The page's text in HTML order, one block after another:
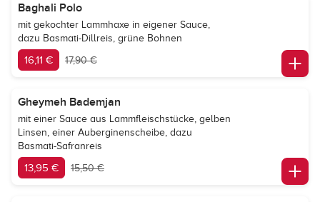
Baghali Polo
mit gekochter Lammhaxe in eigener Sauce,
dazu Basmati-Dillreis, grüne Bohnen
16,11 € 17,90 €
Gheymeh Bademjan
mit einer Sauce aus Lammfleischstücke, gelben
Linsen, einer Auberginenscheibe, dazu
Basmati-Safranreis
13,95 € 15,50 €